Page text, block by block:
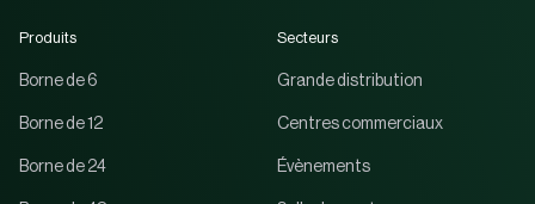
Produits
Borne de 6
Borne de 12
Borne de 24
Secteurs
Grande distribution
Centres commerciaux
Évènements